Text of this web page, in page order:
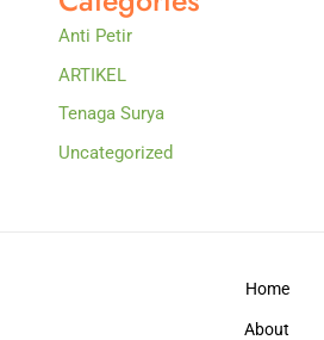
Anti Petir
ARTIKEL
Tenaga Surya
Uncategorized
Home
About